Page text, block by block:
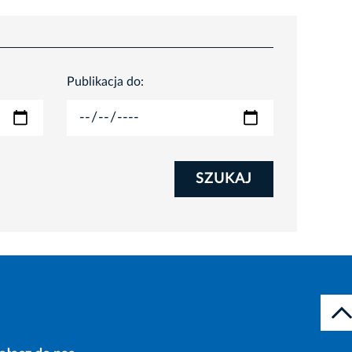
Publikacja do:
SZUKAJ